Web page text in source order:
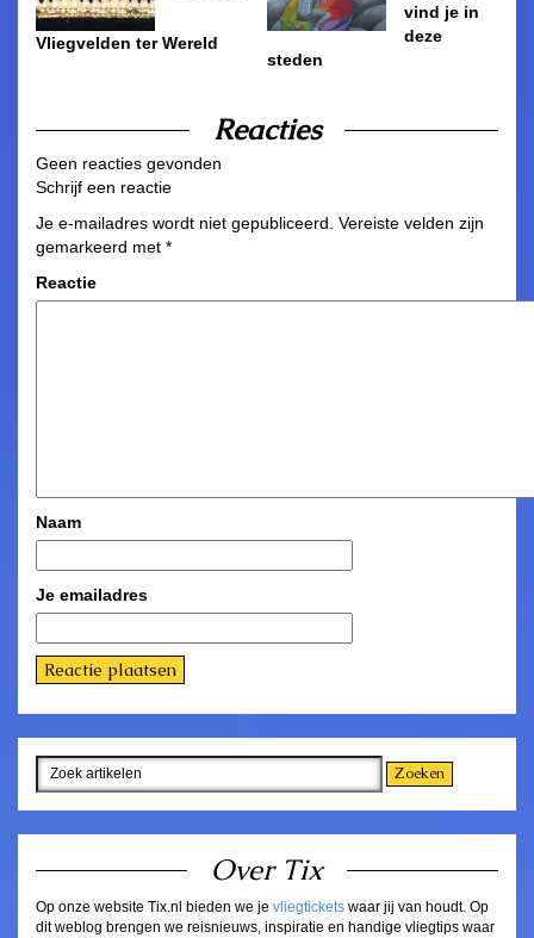
Vliegvelden ter Wereld
vind je in
deze
steden
Reacties
Geen reacties gevonden
Schrijf een reactie
Je e-mailadres wordt niet gepubliceerd. Vereiste velden zijn
gemarkeerd met *
Reactie
Naam
Je emailadres
Over Tix
Op onze website Tix.nl bieden we je vliegtickets waar jij van houdt. Op
dit weblog brengen we reisnieuws, inspiratie en handige vliegtips waar